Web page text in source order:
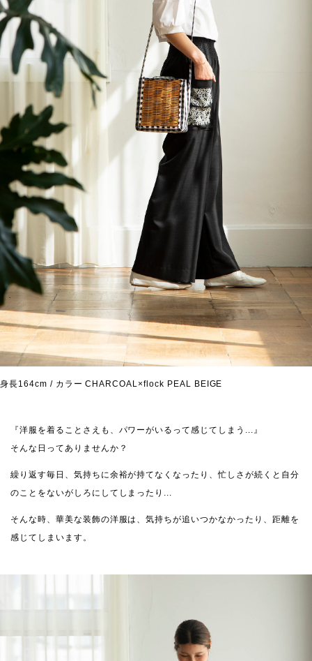
身長164cm / カラー CHARCOAL×flock PEAL BEIGE
『洋服を着ることさえも、パワーがいるって感じてしまう...』
そんな日ってありませんか？
繰り返す毎日、気持ちに余裕が持てなくなったり、忙しさが続くと自分
のことをないがしろにしてしまったり...
そんな時、華美な装飾の洋服は、気持ちが追いつかなかったり、距離を
感じてしまいます。